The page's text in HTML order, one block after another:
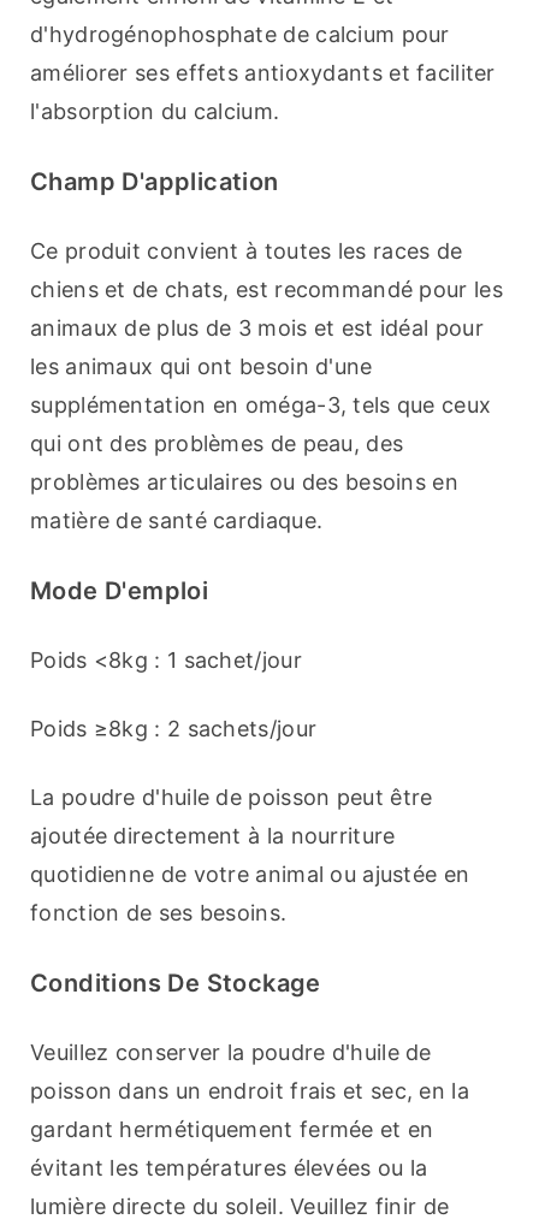
d'hydrogénophosphate de calcium pour
améliorer ses effets antioxydants et faciliter
l'absorption du calcium.
Champ D'application
Ce produit convient à toutes les races de
chiens et de chats, est recommandé pour les
animaux de plus de 3 mois et est idéal pour
les animaux qui ont besoin d'une
supplémentation en oméga-3, tels que ceux
qui ont des problèmes de peau, des
problèmes articulaires ou des besoins en
matière de santé cardiaque.
Mode D'emploi
Poids <8kg : 1 sachet/jour
Poids ≥8kg : 2 sachets/jour
La poudre d'huile de poisson peut être
ajoutée directement à la nourriture
quotidienne de votre animal ou ajustée en
fonction de ses besoins.
Conditions De Stockage
Veuillez conserver la poudre d'huile de
poisson dans un endroit frais et sec, en la
gardant hermétiquement fermée et en
évitant les températures élevées ou la
lumière directe du soleil. Veuillez finir de